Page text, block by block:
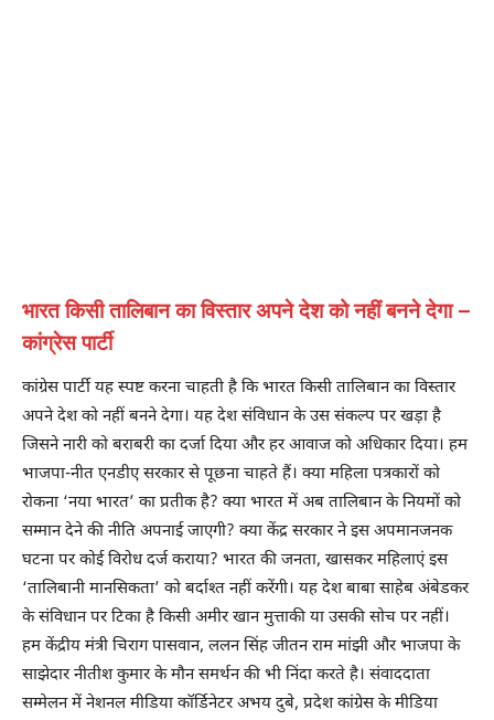
भारत किसी तालिबान का विस्तार अपने देश को नहीं बनने देगा –
कांग्रेस पार्टी
कांग्रेस पार्टी यह स्पष्ट करना चाहती है कि भारत किसी तालिबान का विस्तार
अपने देश को नहीं बनने देगा। यह देश संविधान के उस संकल्प पर खड़ा है
जिसने नारी को बराबरी का दर्जा दिया और हर आवाज को अधिकार दिया। हम
भाजपा-नीत एनडीए सरकार से पूछना चाहते हैं। क्या महिला पत्रकारों को
रोकना ‘नया भारत’ का प्रतीक है? क्या भारत में अब तालिबान के नियमों को
सम्मान देने की नीति अपनाई जाएगी? क्या केंद्र सरकार ने इस अपमानजनक
घटना पर कोई विरोध दर्ज कराया? भारत की जनता, खासकर महिलाएं इस
‘तालिबानी मानसिकता’ को बर्दाश्त नहीं करेंगी। यह देश बाबा साहेब अंबेडकर
के संविधान पर टिका है किसी अमीर खान मुत्ताकी या उसकी सोच पर नहीं।
हम केंद्रीय मंत्री चिराग पासवान, ललन सिंह जीतन राम मांझी और भाजपा के
साझेदार नीतीश कुमार के मौन समर्थन की भी निंदा करते है। संवाददाता
सम्मेलन में नेशनल मीडिया कॉर्डिनेटर अभय दुबे, प्रदेश कांग्रेस के मीडिया